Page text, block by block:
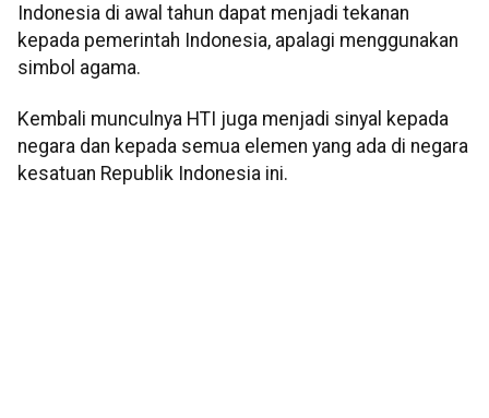
Indonesia di awal tahun dapat menjadi tekanan
kepada pemerintah Indonesia, apalagi menggunakan
simbol agama.
Kembali munculnya HTI juga menjadi sinyal kepada
negara dan kepada semua elemen yang ada di negara
kesatuan Republik Indonesia ini.